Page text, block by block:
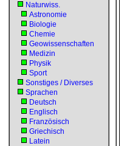
Naturwiss.
Astronomie
Biologie
Chemie
Geowissenschaften
Medizin
Physik
Sport
Sonstiges / Diverses
Sprachen
Deutsch
Englisch
Französisch
Griechisch
Latein